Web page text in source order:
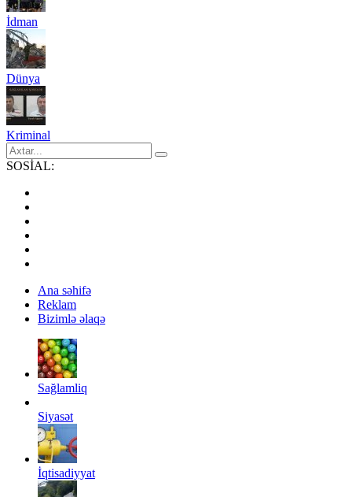
İdman
Dünya
Kriminal
SOSİAL:
Ana səhifə
Reklam
Bizimlə əlaqə
Sağlamliq
Siyasət
İqtisadiyyat